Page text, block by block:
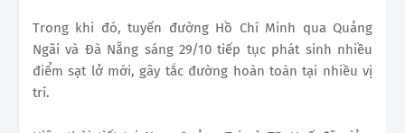
Trong khi đó, tuyến đường Hồ Chí Minh qua Quảng
Ngãi và Đà Nẵng sáng 29/10 tiếp tục phát sinh nhiều
điểm sạt lở mới, gây tắc đường hoàn toàn tại nhiều vị
trí.